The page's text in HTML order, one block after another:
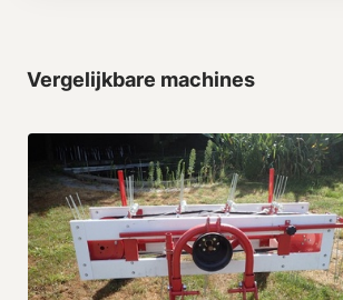
Vergelijkbare machines